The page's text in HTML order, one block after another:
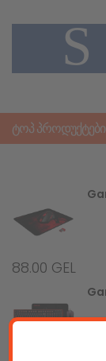
S
ᲢᲝᲞ ᲞᲠᲝᲓᲣᲥᲢᲔᲑᲘ
88.00 GEL